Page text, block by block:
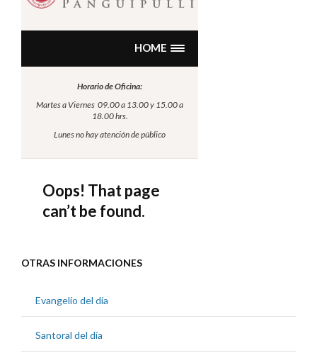
OTRAS INFORMACIONES
Evangelio del día
Santoral del día